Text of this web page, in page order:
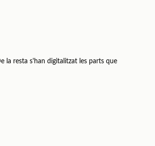
la resta s'han digitalitzat les parts que